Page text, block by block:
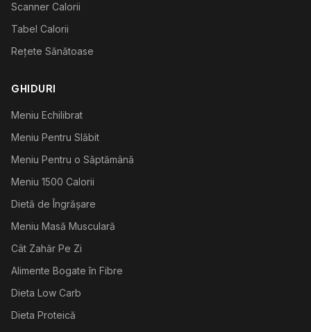
Scanner Calorii
Tabel Calorii
Rețete Sănătoase
GHIDURI
Meniu Echilibrat
Meniu Pentru Slăbit
Meniu Pentru o Săptămână
Meniu 1500 Calorii
Dietă de Îngrășare
Meniu Masă Musculară
Cât Zahăr Pe Zi
Alimente Bogate în Fibre
Dieta Low Carb
Dieta Proteică